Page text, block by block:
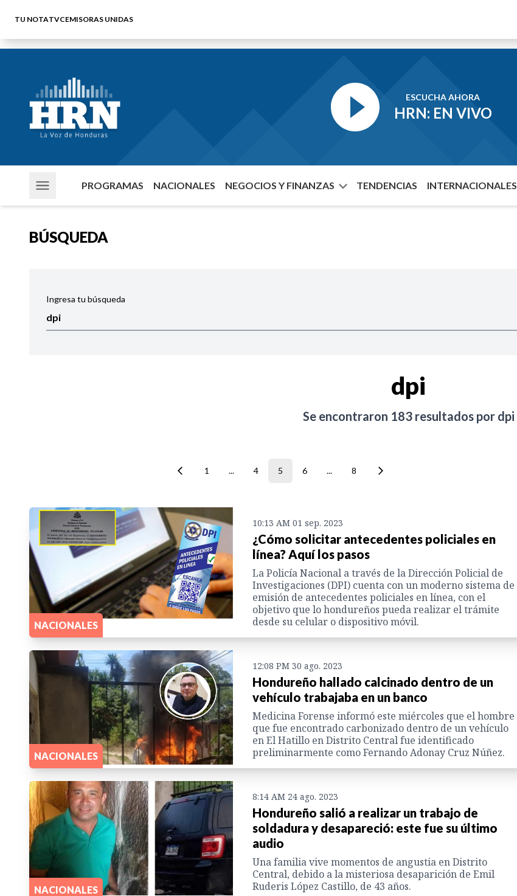
TU NOTATVCEMISORAS UNIDAS
ESCUCHA AHORA
HRN: EN VIVO
PROGRAMAS NACIONALES NEGOCIOS Y FINANZAS TENDENCIAS INTERNACIONALES
BÚSQUEDA
Ingresa tu búsqueda
dpi
Se encontraron 183resultados por dpi
1 ... 4 5 6 ... 8
NACIONALES
10:13 AM 01 sep. 2023
¿Cómo solicitar antecedentes policiales en
línea? Aquí los pasos
La Policía Nacional a través de la Dirección Policial de
Investigaciones (DPI) cuenta con un moderno sistema de
emisión de antecedentes policiales en línea, con el
objetivo que lo hondureños pueda realizar el trámite
desde su celular o dispositivo móvil.
NACIONALES
12:08 PM 30 ago. 2023
Hondureño hallado calcinado dentro de un
vehículo trabajaba en un banco
Medicina Forense informó este miércoles que el hombre
que fue encontrado carbonizado dentro de un vehículo
en El Hatillo en Distrito Central fue identificado
preliminarmente como Fernando Adonay Cruz Núñez.
NACIONALES
8:14 AM 24 ago. 2023
Hondureño salió a realizar un trabajo de
soldadura y desapareció: este fue su último
audio
Una familia vive momentos de angustia en Distrito
Central, debido a la misteriosa desaparición de Emil
Ruderis López Castillo, de 43 años.